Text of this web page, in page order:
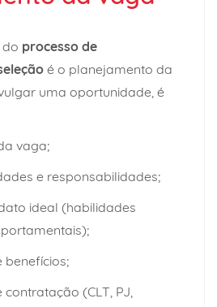
processo de
é o planejamento da
uma oportunidade, é
vaga;
e responsabilidades;
ideal (habilidades
benefícios;
(CLT, PJ,